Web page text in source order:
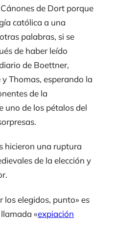
de Dort porque
católica a una
palabras, si se
de haber leído
de Boettner,
Thomas, esperando la
de la
uno de los pétalos del
hicieron una ruptura
de la elección y
los elegidos, punto» es
«expiación